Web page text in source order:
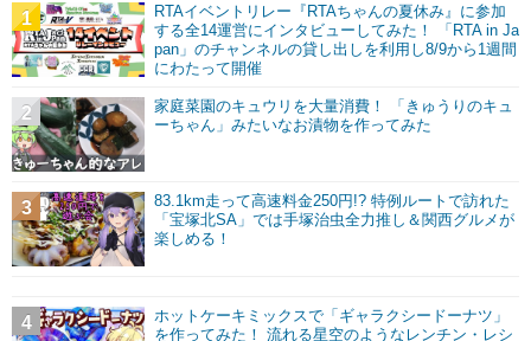
RTAイベントリレー『RTAちゃんの夏休み』に参加
する全14運営にインタビューしてみた！ 「RTA in Ja
pan」のチャンネルの貸し出しを利用し8/9から1週間
にわたって開催
1
家庭菜園のキュウリを大量消費！ 「きゅうりのキュ
ーちゃん」みたいなお漬物を作ってみた
2
83.1km走って高速料金250円!? 特例ルートで訪れた
「宝塚北SA」では手塚治虫全力推し＆関西グルメが
楽しめる！
3
ホットケーキミックスで「ギャラクシードーナツ」
を作ってみた！ 流れる星空のようなレンチン・レシ
4